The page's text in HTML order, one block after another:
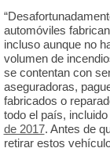
automóviles
incluso aunque no
volumen de
se contentan con
aseguradoras,
fabricados o
todo el país,
de 2017. Antes de
retirar estos